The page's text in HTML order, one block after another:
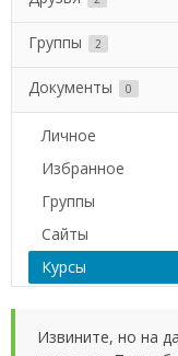
Группы 2
Документы 0
Личное
Избранное
Группы
Сайты
Курсы
Извините, но на